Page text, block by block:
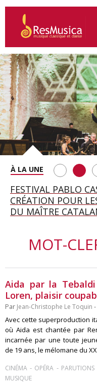
SAINT FRANÇOIS
SOIRÉE IMMENSE
CASTELLUCCI ET
FESTIVAL PABLO
CRÉATION POUR
DU MAÎTRE
A BAYREUTH, LE
WAGNÉRIEN
BETSY JOLAS FÊTE
ANNIVERSAIRE
GEORGE
CETTE EXIGENCE
MOT-
Aida par la
Loren, plaisir
Par Jean-Christophe Le Toquin
Avec cette superproduction
où Aida est chantée par
incarnée par une toute
de 19 ans, le mélomane du
CINÉMA - OPÉRA - PARUTIONS
MUSIQUE